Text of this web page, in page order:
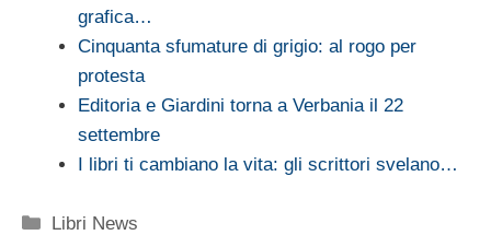
grafica…
Cinquanta sfumature di grigio: al rogo per
protesta
Editoria e Giardini torna a Verbania il 22
settembre
I libri ti cambiano la vita: gli scrittori svelano…
Categorie
Libri News